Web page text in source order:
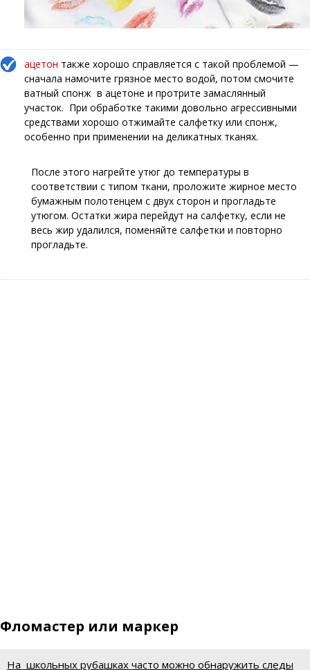
ацетон также хорошо справляется с такой проблемой —
сначала намочите грязное место водой, потом смочите
ватный спонж в ацетоне и протрите замаслянный
участок. При обработке такими довольно агрессивными
средствами хорошо отжимайте салфетку или спонж,
особенно при применении на деликатных тканях.
После этого нагрейте утюг до температуры в
соответствии с типом ткани, проложите жирное место
бумажным полотенцем с двух сторон и прогладьте
утюгом. Остатки жира перейдут на салфетку, если не
весь жир удалился, поменяйте салфетки и повторно
прогладьте.
Фломастер или маркер
На школьных рубашках часто можно обнаружить следы